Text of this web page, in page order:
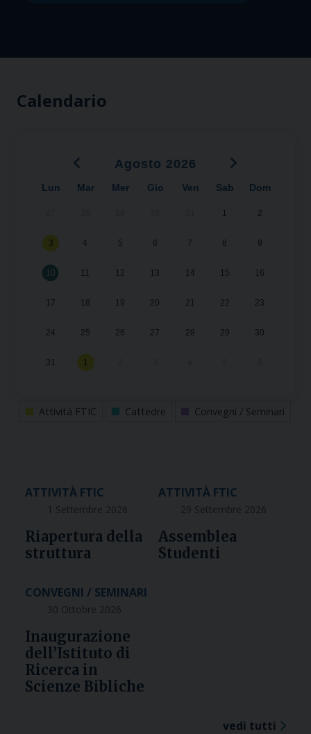
Calendario
‹ Agosto 2026 ›
Lun Mar Mer Gio Ven Sab Dom
1 2
3 4 5 6 7 8 9
10 11 12 13 14 15 16
17 18 19 20 21 22 23
24 25 26 27 28 29 30
31 1
Attività FTIC Cattedre Convegni / Seminari
ATTIVITÀ FTIC
1 Settembre 2026
Riapertura della
struttura
ATTIVITÀ FTIC
29 Settembre 2026
Assemblea
Studenti
CONVEGNI / SEMINARI
30 Ottobre 2026
Inaugurazione
dell’Istituto di
Ricerca in
Scienze Bibliche
vedi tutti